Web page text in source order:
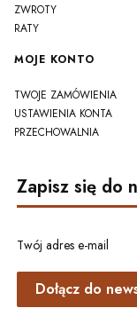
ZWROTY
RATY
MOJE KONTO
TWOJE ZAMÓWIENIA
USTAWIENIA KONTA
PRZECHOWALNIA
Zapisz się do
Twój adres e-mail
Dołącz do